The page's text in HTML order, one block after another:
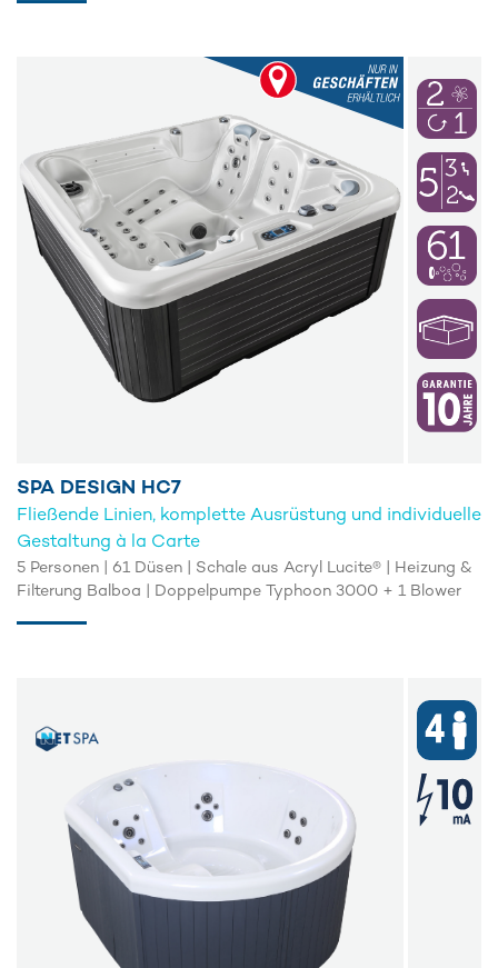
SPA DESIGN HC7
Fließende Linien, komplette Ausrüstung und individuelle
Gestaltung à la Carte
5 Personen | 61 Düsen | Schale aus Acryl Lucite® | Heizung &
Filterung Balboa | Doppelpumpe Typhoon 3000 + 1 Blower